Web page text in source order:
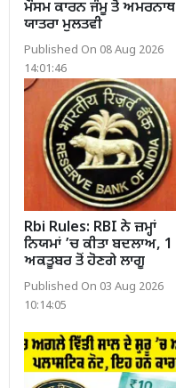
ਮੌਸਮ ਕਾਰਨ ਜੰਮੂ ਤੋਂ ਅਮਰਨਾਥ
ਯਾਤਰਾ ਮੁਲਤਵੀ
Published On 08 Aug 2026
14:01:46
Rbi Rules: RBI ਨੇ ਜ਼ਮ੍ਹਾਂ
ਨਿਯਮਾਂ ’ਚ ਕੀਤਾ ਬਦਲਾਅ, 1
ਅਕਤੂਬਰ ਤੋਂ ਹੋਣਗੇ ਲਾਗੂ
Published On 03 Aug 2026
10:14:05